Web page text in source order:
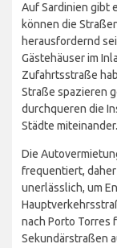
Auf Sardinien gibt
können die
herausfordernd
Gästehäuser im
Zufahrtsstraße
Straße spazieren
durchqueren die
Städte miteinander.
Die
frequentiert,
unerlässlich, um
nach Porto Torres
Sekundärstraßen